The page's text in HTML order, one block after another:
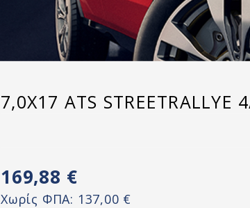
7,0X17 ATS STREETRALLYE
169,88 €
Χωρίς ΦΠΑ: 137,00 €